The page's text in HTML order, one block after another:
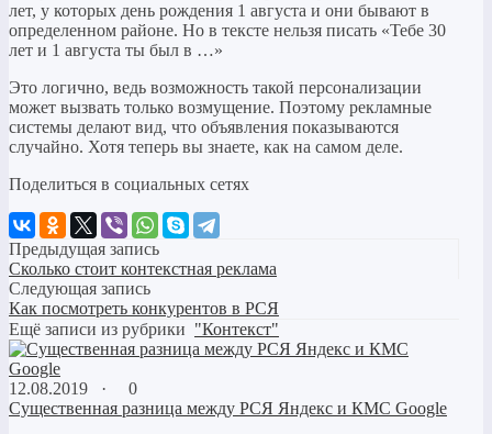
лет, у которых день рождения 1 августа и они бывают в
определенном районе. Но в тексте нельзя писать «Тебе 30
лет и 1 августа ты был в …»
Это логично, ведь возможность такой персонализации
может вызвать только возмущение. Поэтому рекламные
системы делают вид, что объявления показываются
случайно. Хотя теперь вы знаете, как на самом деле.
Поделиться в социальных сетях
Предыдущая запись
Сколько стоит контекстная реклама
Следующая запись
Как посмотреть конкурентов в РСЯ
Ещё записи из рубрики "Контекст"
12.08.2019 ·
0
Существенная разница между РСЯ Яндекс и КМС Google